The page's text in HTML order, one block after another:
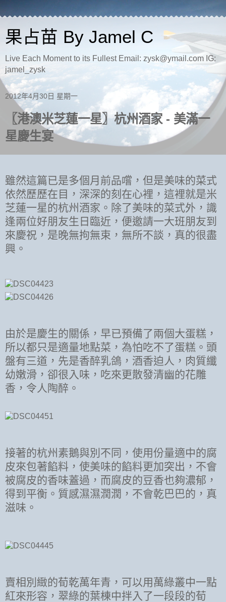
果占苗 By Jamel C
Live Each Moment to its Fullest Email: zysk@ymail.com IG:
jamel_zysk
2012年4月30日 星期一
〖港澳米芝蓮一星〗杭州酒家 - 美滿一
星慶生宴
雖然這篇已是多個月前品嚐，但是美味的菜式
依然歷歷在目，深深的刻在心裡，這裡就是米
芝蓮一星的杭州酒家。除了美味的菜式外，識
逢兩位好朋友生日臨近，便邀請一大班朋友到
來慶祝，是晚無拘無束，無所不談，真的很盡
興。
由於是慶生的關係，早已預備了兩個大蛋糕，
所以都只是適量地點菜，為怕吃不了蛋糕。頭
盤有三道，先是香醉乳鴿，酒香迫人，肉質纖
幼嫩滑，卻很入味，吃來更散發清幽的花雕
香，令人陶醉。
接著的杭州素鵝與別不同，使用份量適中的腐
皮來包著餡料，使美味的餡料更加突出，不會
被腐皮的香味蓋過，而腐皮的豆香也夠濃郁，
得到平衡。質感濕濕潤潤，不會乾巴巴的，真
滋味。
賣相別緻的荀乾萬年青，可以用萬綠叢中一點
紅來形容，翠綠的葉棟中拌入了一段段的荀